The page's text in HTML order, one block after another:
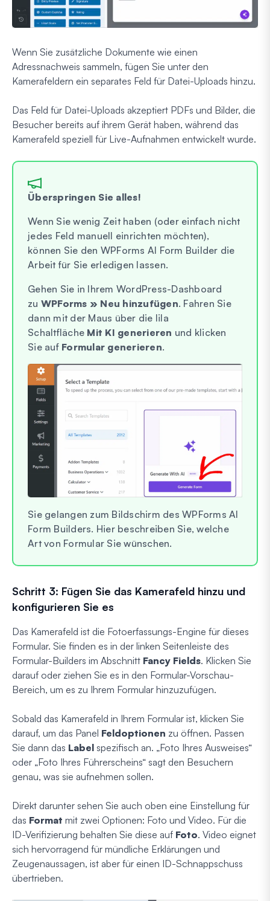
Wenn Sie zusätzliche Dokumente wie einen
Adressnachweis sammeln, fügen Sie unter den
Kamerafeldern ein separates Feld für Datei-Uploads hinzu.
Das Feld für Datei-Uploads akzeptiert PDFs und Bilder, die
Besucher bereits auf ihrem Gerät haben, während das
Kamerafeld speziell für Live-Aufnahmen entwickelt wurde.
Überspringen Sie alles!
Wenn Sie wenig Zeit haben (oder einfach nicht
jedes Feld manuell einrichten möchten),
können Sie den WPForms AI Form Builder die
Arbeit für Sie erledigen lassen.
Gehen Sie in Ihrem WordPress-Dashboard
zu WPForms » Neu hinzufügen. Fahren Sie
dann mit der Maus über die lila
Schaltfläche Mit KI generieren und klicken
Sie auf Formular generieren.
Sie gelangen zum Bildschirm des WPForms AI
Form Builders. Hier beschreiben Sie, welche
Art von Formular Sie wünschen.
Schritt 3: Fügen Sie das Kamerafeld hinzu und
konfigurieren Sie es
Das Kamerafeld ist die Fotoerfassungs-Engine für dieses
Formular. Sie finden es in der linken Seitenleiste des
Formular-Builders im Abschnitt Fancy Fields. Klicken Sie
darauf oder ziehen Sie es in den Formular-Vorschau-
Bereich, um es zu Ihrem Formular hinzuzufügen.
Sobald das Kamerafeld in Ihrem Formular ist, klicken Sie
darauf, um das Panel Feldoptionen zu öffnen. Passen
Sie dann das Label spezifisch an. „Foto Ihres Ausweises“
oder „Foto Ihres Führerscheins“ sagt den Besuchern
genau, was sie aufnehmen sollen.
Direkt darunter sehen Sie auch oben eine Einstellung für
das Format mit zwei Optionen: Foto und Video. Für die
ID-Verifizierung behalten Sie diese auf Foto. Video eignet
sich hervorragend für mündliche Erklärungen und
Zeugenaussagen, ist aber für einen ID-Schnappschuss
übertrieben.